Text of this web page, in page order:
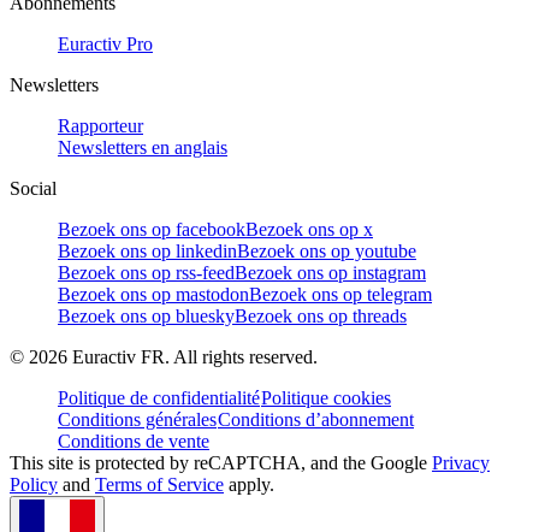
Euractiv Pro
Newsletters
Rapporteur
Newsletters en anglais
Social
Bezoek ons op facebookBezoek ons op x
Bezoek ons op linkedinBezoek ons op youtube
Bezoek ons op rss-feedBezoek ons op instagram
Bezoek ons op mastodonBezoek ons op telegram
Bezoek ons op blueskyBezoek ons op threads
© 2026 Euractiv FR. All rights reserved.
Politique de confidentialitéPolitique cookies
Conditions généralesConditions d’abonnement
Conditions de vente
This site is protected by reCAPTCHA, and the Google Privacy
Policy and Terms of Service apply.